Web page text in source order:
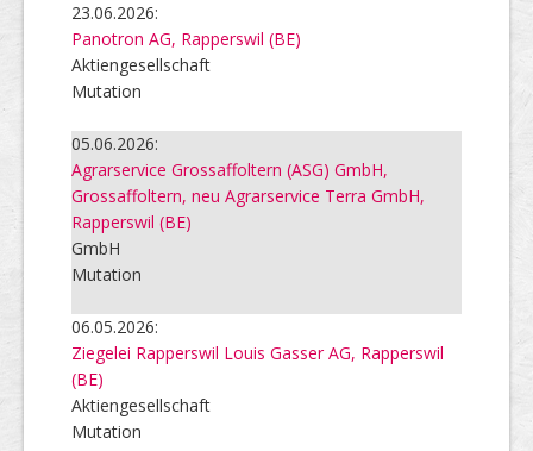
23.06.2026:
Panotron AG, Rapperswil (BE)
Aktiengesellschaft
Mutation
05.06.2026:
Agrarservice Grossaffoltern (ASG) GmbH,
Grossaffoltern, neu Agrarservice Terra GmbH,
Rapperswil (BE)
GmbH
Mutation
06.05.2026:
Ziegelei Rapperswil Louis Gasser AG, Rapperswil
(BE)
Aktiengesellschaft
Mutation